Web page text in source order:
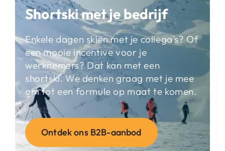
Shortski met je bedrijf
Enkele dagen skiën met je collega's? Of
een mooie incentive voor je
werknemers? Dat kan met een
shortski. We denken graag met je mee
om tot een formule op maat te komen.
Ontdek ons B2B-aanbod